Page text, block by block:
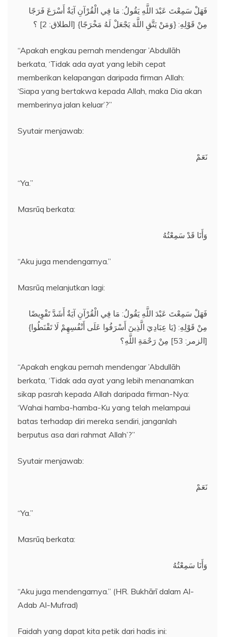
فَهَلْ سَمِعْتَ عَبْدَ اللَّهِ يَقُولُ: مَا فِي الْقُرْآنِ آيَةٌ أَسْرَعَ فَرَجًا
مِنْ قَوْلِهِ: {وَمَنْ يَتَّقِ اللَّهَ يَجْعَلْ لَهُ مَخْرَجًا} [الطلاق: 2] ؟
“Apakah engkau pernah mendengar ’Abdullāh
berkata, ‘Tidak ada ayat yang lebih cepat
memberikan kelapangan daripada firman Allah:
‘Siapa yang bertakwa kepada Allah, maka Dia akan
memberinya jalan keluar’?”
Syutair menjawab:
نَعَمْ
“Ya.”
Masrūq berkata:
وَأَنَا قَدْ سَمِعْتُهُ
“Aku juga mendengarnya.”
Masrūq melanjutkan lagi:
فَهَلْ سَمِعْتَ عَبْدَ اللَّهِ يَقُولُ: مَا فِي الْقُرْآنِ آيَةٌ أَشَدَّ تَفْوِيضًا
مِنْ قَوْلِهِ: {يَا عِبَادِيَ الَّذِينَ أَسْرَفُوا عَلَى أَنْفُسِهِمْ لَا تَقْنَطُوا}
[الزمر: 53] مِنْ رَحْمَةِ اللَّهِ؟
“Apakah engkau pernah mendengar ’Abdullāh
berkata, ‘Tidak ada ayat yang lebih menanamkan
sikap pasrah kepada Allah daripada firman-Nya:
‘Wahai hamba-hamba-Ku yang telah melampaui
batas terhadap diri mereka sendiri, janganlah
berputus asa dari rahmat Allah’?”
Syutair menjawab:
نَعَمْ
“Ya.”
Masrūq berkata:
وَأَنَا سَمِعْتُهُ
“Aku juga mendengarnya.” (HR. Bukhārī dalam Al-
Adab Al-Mufrad)
Faidah yang dapat kita petik dari hadis ini: